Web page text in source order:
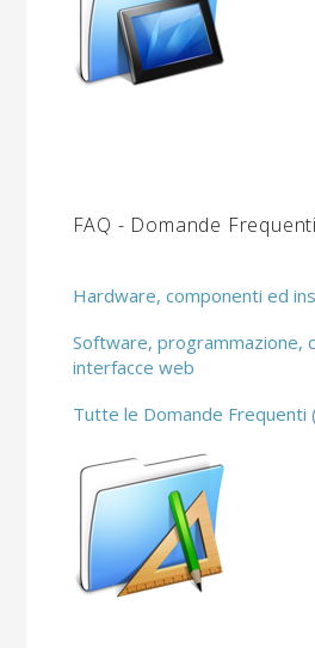
FAQ - Domande Frequenti
Hardware, componenti ed
Software, programmazione,
interfacce web
Tutte le Domande Frequenti